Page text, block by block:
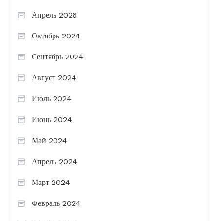
Апрель 2026
Октябрь 2024
Сентябрь 2024
Август 2024
Июль 2024
Июнь 2024
Май 2024
Апрель 2024
Март 2024
Февраль 2024